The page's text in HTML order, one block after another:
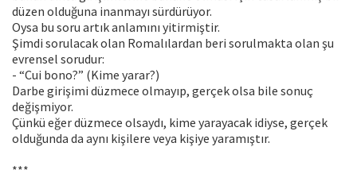
düzen olduğuna inanmayı sürdürüyor.
Oysa bu soru artık anlamını yitirmiştir.
Şimdi sorulacak olan Romalılardan beri sorulmakta olan şu
evrensel sorudur:
- “Cui bono?” (Kime yarar?)
Darbe girişimi düzmece olmayıp, gerçek olsa bile sonuç
değişmiyor.
Çünkü eğer düzmece olsaydı, kime yarayacak idiyse, gerçek
olduğunda da aynı kişilere veya kişiye yaramıştır.
***